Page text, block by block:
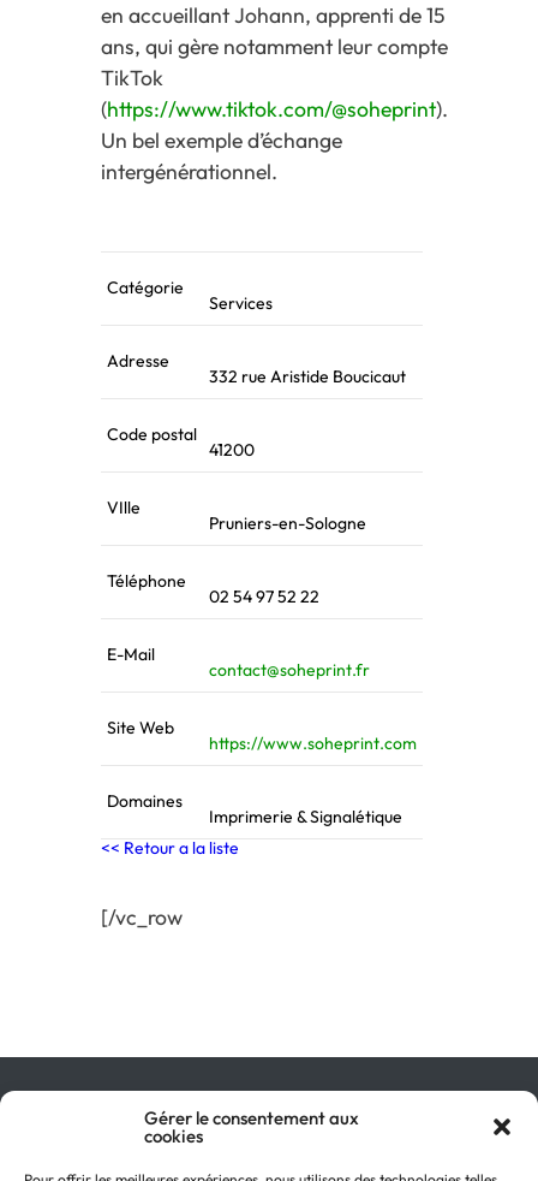
Gérer le consentement aux
cookies
en accueillant Johann, apprenti de 15
ans, qui gère notamment leur compte
TikTok
(https://www.tiktok.com/@soheprint).
Un bel exemple d’échange
intergénérationnel.
Catégorie
Services
Adresse
332 rue Aristide Boucicaut
Code postal
41200
VIlle
Pruniers-en-Sologne
Téléphone
02 54 97 52 22
E-Mail
contact@soheprint.fr
Site Web
https://www.soheprint.com
Domaines
Imprimerie & Signalétique
<< Retour a la liste
[/vc_row
Qu’est-ce que le GIR ?
Pourquoi adhérer ?
On parle de nous !